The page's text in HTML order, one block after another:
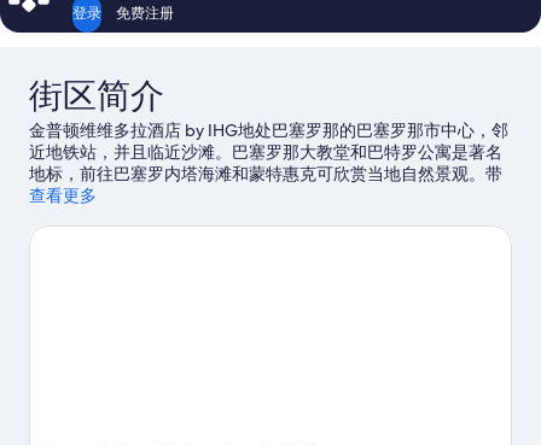
登录 免费注册
街区简介
金普顿维维多拉酒店 by IHG地处巴塞罗那的巴塞罗那市中心，邻
近地铁站，并且临近沙滩。巴塞罗那大教堂和巴特罗公寓是著名
地标，前往巴塞罗内塔海滩和蒙特惠克可欣赏当地自然景观。带
孩子一起旅行？请考虑选择巴塞罗那海事博物馆和希罗纳王子花
们的巴塞罗那旅行指南
查看更多